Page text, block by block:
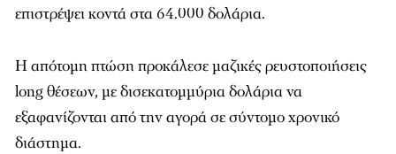
επιστρέψει κοντά στα 64.000 δολάρια.
Η απότομη πτώση προκάλεσε μαζικές ρευστοποιήσεις
long θέσεων, με δισεκατομμύρια δολάρια να
εξαφανίζονται από την αγορά σε σύντομο χρονικό
διάστημα.